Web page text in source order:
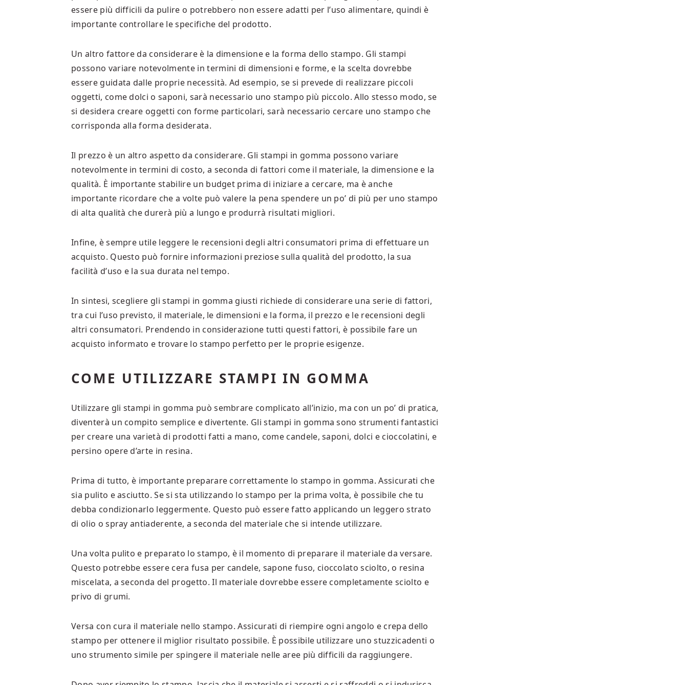
essere più difficili da pulire o potrebbero non essere adatti per l’uso alimentare, quindi è
importante controllare le specifiche del prodotto.
Un altro fattore da considerare è la dimensione e la forma dello stampo. Gli stampi
possono variare notevolmente in termini di dimensioni e forme, e la scelta dovrebbe
essere guidata dalle proprie necessità. Ad esempio, se si prevede di realizzare piccoli
oggetti, come dolci o saponi, sarà necessario uno stampo più piccolo. Allo stesso modo, se
si desidera creare oggetti con forme particolari, sarà necessario cercare uno stampo che
corrisponda alla forma desiderata.
Il prezzo è un altro aspetto da considerare. Gli stampi in gomma possono variare
notevolmente in termini di costo, a seconda di fattori come il materiale, la dimensione e la
qualità. È importante stabilire un budget prima di iniziare a cercare, ma è anche
importante ricordare che a volte può valere la pena spendere un po’ di più per uno stampo
di alta qualità che durerà più a lungo e produrrà risultati migliori.
Infine, è sempre utile leggere le recensioni degli altri consumatori prima di effettuare un
acquisto. Questo può fornire informazioni preziose sulla qualità del prodotto, la sua
facilità d’uso e la sua durata nel tempo.
In sintesi, scegliere gli stampi in gomma giusti richiede di considerare una serie di fattori,
tra cui l’uso previsto, il materiale, le dimensioni e la forma, il prezzo e le recensioni degli
altri consumatori. Prendendo in considerazione tutti questi fattori, è possibile fare un
acquisto informato e trovare lo stampo perfetto per le proprie esigenze.
COME UTILIZZARE STAMPI IN GOMMA
Utilizzare gli stampi in gomma può sembrare complicato all’inizio, ma con un po’ di pratica,
diventerà un compito semplice e divertente. Gli stampi in gomma sono strumenti fantastici
per creare una varietà di prodotti fatti a mano, come candele, saponi, dolci e cioccolatini, e
persino opere d’arte in resina.
Prima di tutto, è importante preparare correttamente lo stampo in gomma. Assicurati che
sia pulito e asciutto. Se si sta utilizzando lo stampo per la prima volta, è possibile che tu
debba condizionarlo leggermente. Questo può essere fatto applicando un leggero strato
di olio o spray antiaderente, a seconda del materiale che si intende utilizzare.
Una volta pulito e preparato lo stampo, è il momento di preparare il materiale da versare.
Questo potrebbe essere cera fusa per candele, sapone fuso, cioccolato sciolto, o resina
miscelata, a seconda del progetto. Il materiale dovrebbe essere completamente sciolto e
privo di grumi.
Versa con cura il materiale nello stampo. Assicurati di riempire ogni angolo e crepa dello
stampo per ottenere il miglior risultato possibile. È possibile utilizzare uno stuzzicadenti o
uno strumento simile per spingere il materiale nelle aree più difficili da raggiungere.